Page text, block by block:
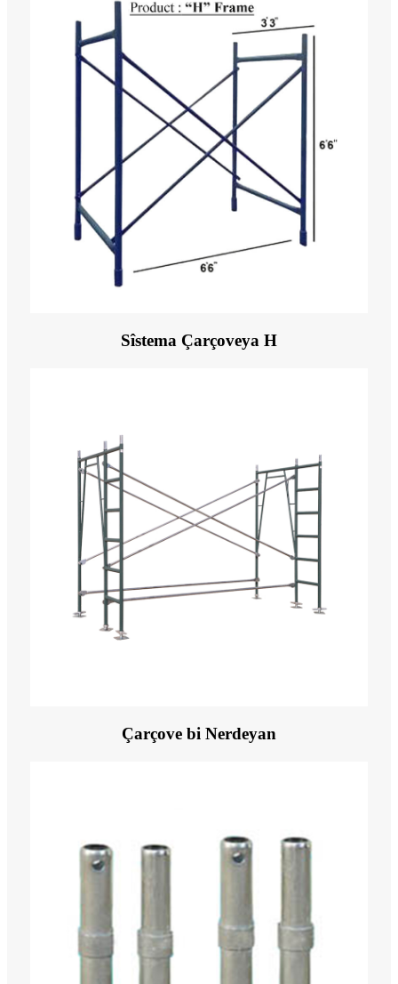
Sîstema Çarçoveya H
Çarçove bi Nerdeyan